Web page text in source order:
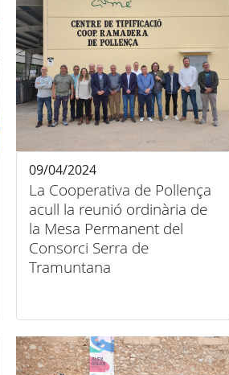
La Cooperativa de Pollença
acull la reunió ordinària de
la Mesa Permanent del
Consorci Serra de
Tramuntana
09/04/2024